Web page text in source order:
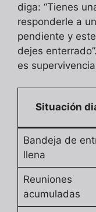
diga: “Tienes
responderle a
pendiente y
dejes
es
Situación
Bandeja de
llena
Reuniones
acumuladas